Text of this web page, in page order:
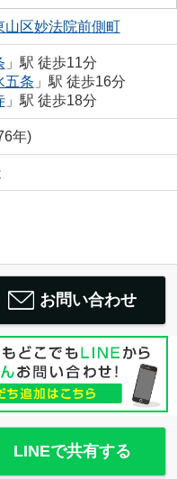
山区妙法院前側町
」駅 徒歩11分
五条 」駅 徒歩16分
」駅 徒歩18分
年)
お問い合わせ
LINEで共有する